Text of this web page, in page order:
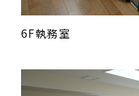
6F執務室